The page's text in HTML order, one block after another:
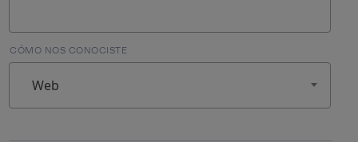
CÓMO NOS CONOCISTE
Web